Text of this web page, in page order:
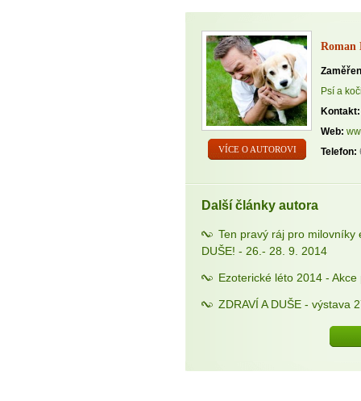
VÍCE O AUTOROVI
Psí a
Kontakt:
Web:
Telefon:
Další články autora
Ten pravý ráj pro milovníky
DUŠE! - 26.- 28. 9. 2014
Ezoterické léto 2014 -
ZDRAVÍ A DUŠE - výstava